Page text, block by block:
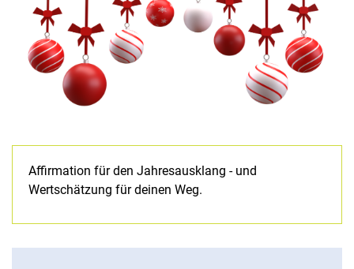
Affirmation für den Jahresausklang - und
Wertschätzung für deinen Weg.